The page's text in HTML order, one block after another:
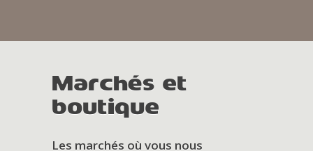
Marchés et
boutique
Les marchés où vous nous